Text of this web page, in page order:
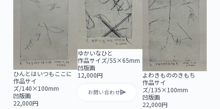
ひんとはいつもここに
作品サイ
ズ/140×100mm
凹版画
22,000円
ゆかいなひと
作品サイズ/55×65mm
凹版画
12,000円
お問い合わせ
よわきもののきもち
作品サイ
ズ/135×100mm
凹版画
22,000円